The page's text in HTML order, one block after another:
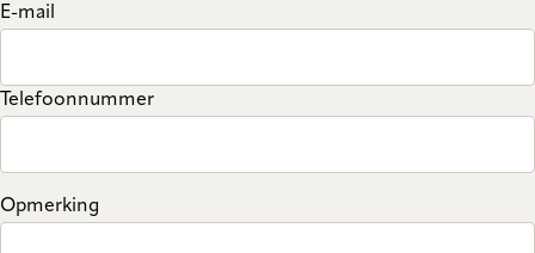
E-mail
Telefoonnummer
Opmerking